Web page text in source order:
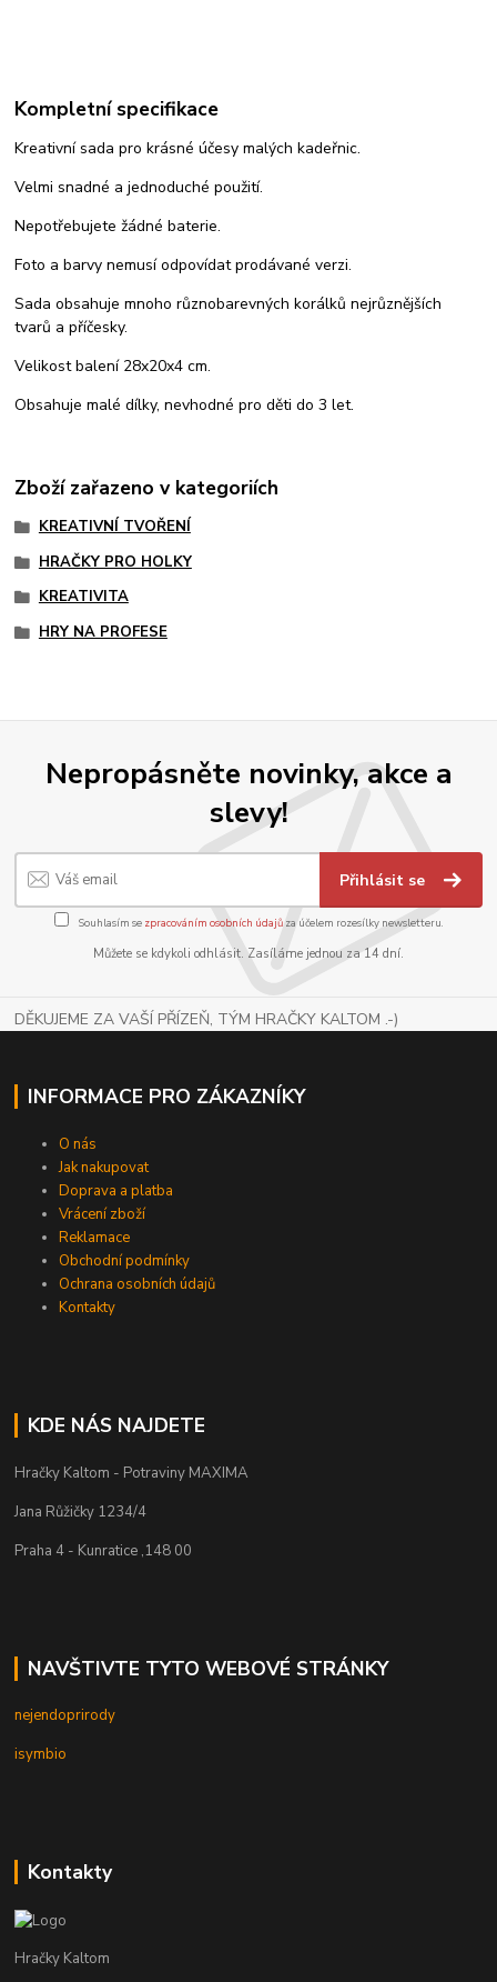
Kompletní specifikace
Kreativní sada pro krásné účesy malých kadeřnic.
Velmi snadné a jednoduché použití.
Nepotřebujete žádné baterie.
Foto a barvy nemusí odpovídat prodávané verzi.
Sada obsahuje mnoho různobarevných korálků nejrůznějších
tvarů a příčesky.
Velikost balení 28x20x4 cm.
Obsahuje malé dílky, nevhodné pro děti do 3 let.
Zboží zařazeno v kategoriích
KREATIVNÍ TVOŘENÍ
HRAČKY PRO HOLKY
KREATIVITA
HRY NA PROFESE
Nepropásněte novinky, akce a
slevy!
Přihlásit se
Souhlasím se zpracováním osobních údajůza účelem rozesílky newsletteru.
Můžete se kdykoli odhlásit. Zasíláme jednou za 14 dní.
DĚKUJEME ZA VAŠÍ PŘÍZEŇ, TÝM HRAČKY KALTOM .-)
INFORMACE PRO ZÁKAZNÍKY
O nás
Jak nakupovat
Doprava a platba
Vrácení zboží
Reklamace
Obchodní podmínky
Ochrana osobních údajů
Kontakty
KDE NÁS NAJDETE
Hračky Kaltom - Potraviny MAXIMA
Jana Růžičky 1234/4
Praha 4 - Kunratice ,148 00
NAVŠTIVTE TYTO WEBOVÉ STRÁNKY
nejendoprirody
isymbio
Kontakty
Hračky Kaltom